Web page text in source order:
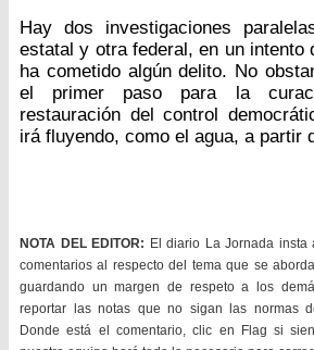
Hay dos investigaciones
estatal y otra federal, en un intento
ha cometido algún delito. No
el primer paso para la
restauración del control
irá fluyendo, como el agua, a partir
NOTA DEL EDITOR: El diario La Jornada
comentarios al respecto del tema que se
guardando un margen de respeto a los
reportar las notas que no sigan las normas
Donde está el comentario, clic en Flag si